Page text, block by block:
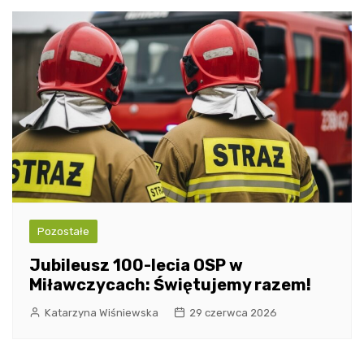
Pozostałe
Jubileusz 100-lecia OSP w
Miławczycach: Świętujemy razem!
Katarzyna Wiśniewska 29 czerwca 2026